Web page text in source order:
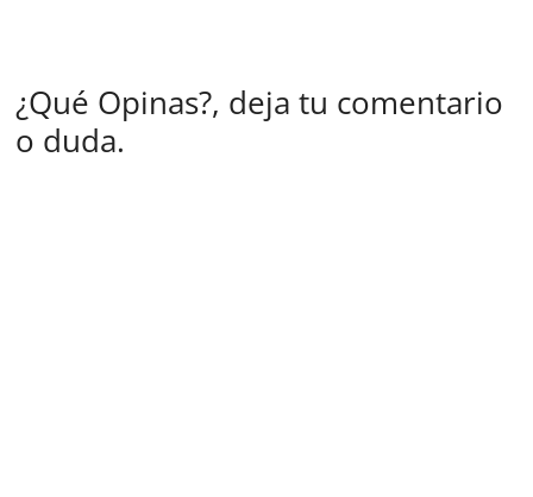
¿Qué Opinas?, deja tu comentario
o duda.